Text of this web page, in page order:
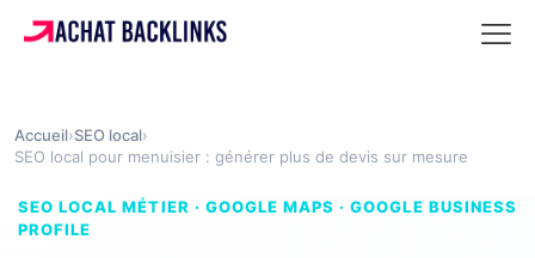
Accueil›SEO local›
SEO local pour menuisier : générer plus de devis sur mesure
SEO LOCAL MÉTIER · GOOGLE MAPS · GOOGLE BUSINESS
PROFILE